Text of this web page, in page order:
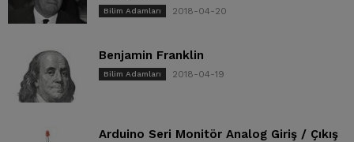
Bilim Adamları 2018-04-20
Benjamin Franklin
Bilim Adamları 2018-04-19
Arduino Seri Monitör Analog Giriş / Çıkış